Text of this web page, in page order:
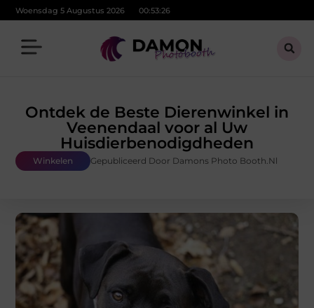
Woensdag 5 Augustus 2026 00:53:28
Ontdek de Beste Dierenwinkel in
Veenendaal voor al Uw
Huisdierbenodigdheden
Winkelen Gepubliceerd Door Damons Photo Booth.nl